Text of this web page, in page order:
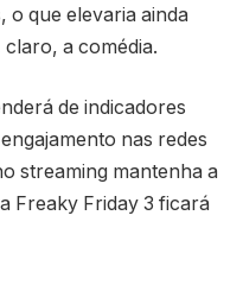
o que elevaria ainda
a comédia.
de indicadores
nas redes
streaming mantenha a
Freaky Friday 3 ficará